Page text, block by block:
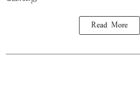
Read More